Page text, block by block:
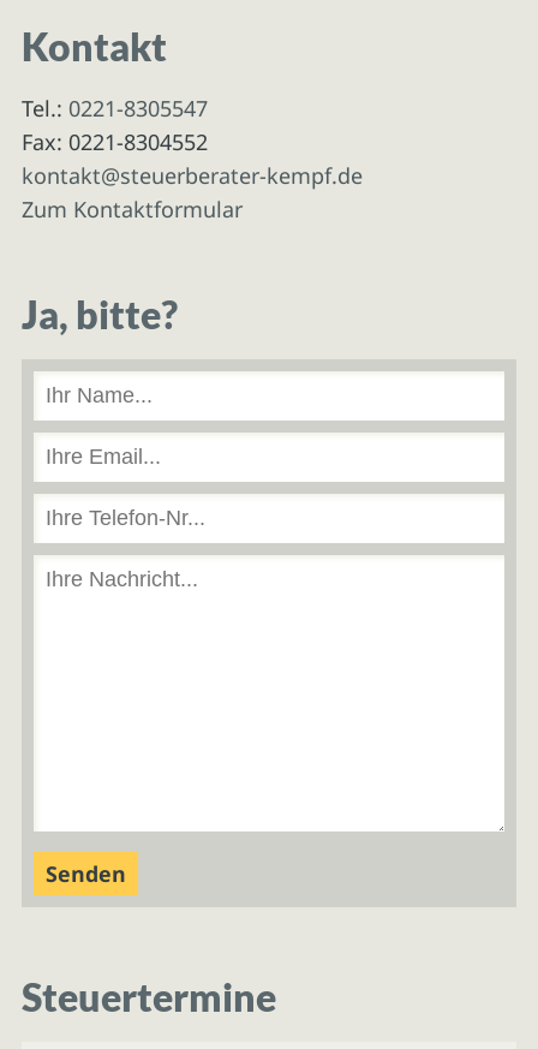
Kontakt
Tel.: 0221-8305547
Fax: 0221-8304552
kontakt@steuerberater-kempf.de
Zum Kontaktformular
Ja, bitte?
Steuertermine